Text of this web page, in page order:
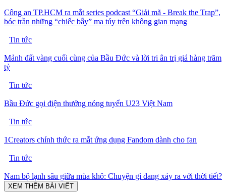
Công an TP.HCM ra mắt series podcast “Giải mã - Break the Trap”,
bóc trần những “chiếc bẫy” ma túy trên không gian mạng
Tin tức
Mảnh đất vàng cuối cùng của Bầu Đức và lời tri ân trị giá hàng trăm
tỷ
Tin tức
Bầu Đức gọi điện thưởng nóng tuyển U23 Việt Nam
Tin tức
1Creators chính thức ra mắt ứng dụng Fandom dành cho fan
Tin tức
Nam bộ lạnh sâu giữa mùa khô: Chuyện gì đang xảy ra với thời tiết?
XEM THÊM BÀI VIẾT